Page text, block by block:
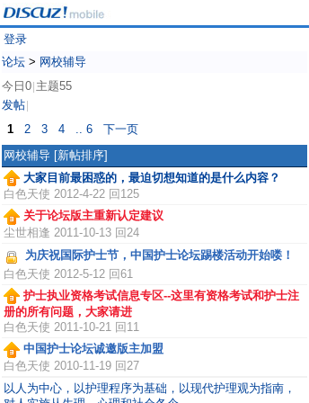
登录
论坛 > 网校辅导
今日0 主题55
发帖
1 2 3 4 .. 6
下一页
网校辅导 [新帖排序]
大家目前最困惑的，最迫切想知道的是什么内容？
白色天使 2012-4-22 回125
关于论坛版主重新认定建议
尘世相逢 2011-10-13 回24
为庆祝国际护士节，中国护士论坛踢楼活动开始喽！
白色天使 2012-5-12 回61
护士执业资格考试信息专区--这里有资格考试和护士注
册的所有问题，大家请进
白色天使 2011-10-21 回11
中国护士论坛诚邀版主加盟
白色天使 2010-11-19 回27
以人为中心，以护理程序为基础，以现代护理观为指南，